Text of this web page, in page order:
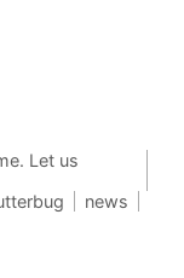
Let us
news